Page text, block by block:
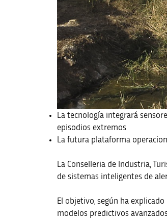
La tecnología integrará
episodios extremos
La futura plataforma
La Conselleria de Industria,
de sistemas inteligentes de
El objetivo, según ha
modelos predictivos